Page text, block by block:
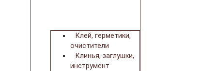
Клей, герметики,
очистители
Клинья, заглушки,
инструмент